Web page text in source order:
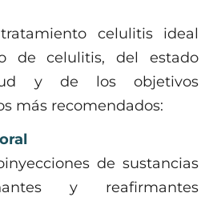
celulitis ideal
de celulitis, del estado
y de los objetivos
más recomendados:
de sustancias
y reafirmantes